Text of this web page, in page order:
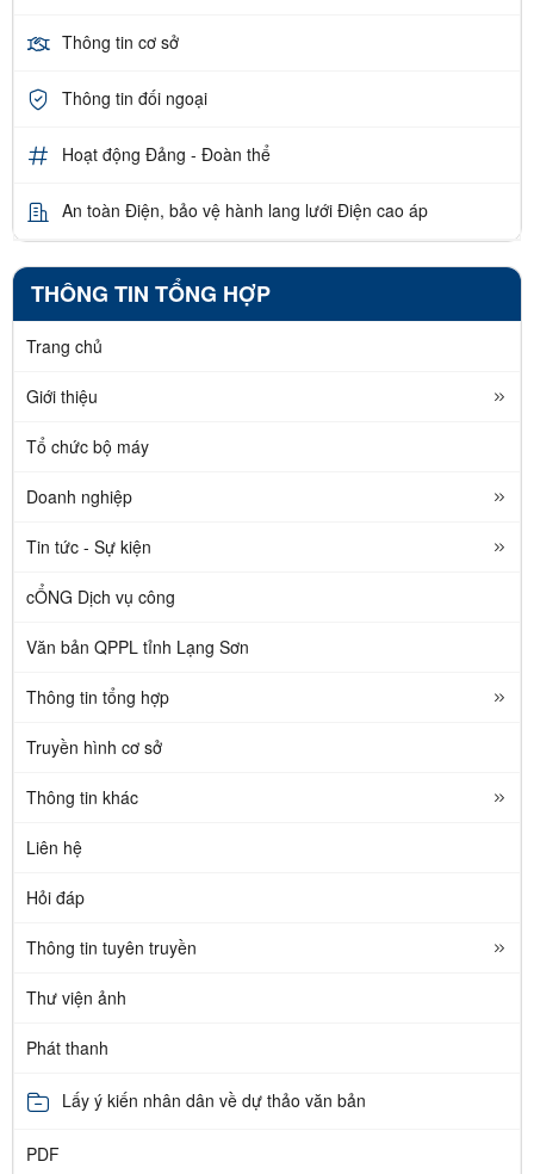
Thông tin cơ sở
Thông tin đối ngoại
Hoạt động Đảng - Đoàn thể
An toàn Điện, bảo vệ hành lang lưới Điện cao áp
THÔNG TIN TỔNG HỢP
Trang chủ
Giới thiệu
Tổ chức bộ máy
Doanh nghiệp
Tin tức - Sự kiện
cỔNG Dịch vụ công
Văn bản QPPL tỉnh Lạng Sơn
Thông tin tổng hợp
Truyền hình cơ sở
Thông tin khác
Liên hệ
Hỏi đáp
Thông tin tuyên truyền
Thư viện ảnh
Phát thanh
Lấy ý kiến nhân dân về dự thảo văn bản
PDF